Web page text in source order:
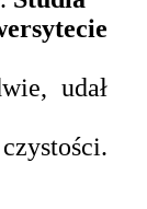
udał